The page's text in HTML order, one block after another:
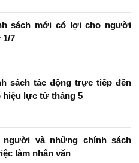
sách mới có lợi cho người
1/7
sách tác động trực tiếp đến
hiệu lực từ tháng 5
người và những chính sách
làm nhân văn